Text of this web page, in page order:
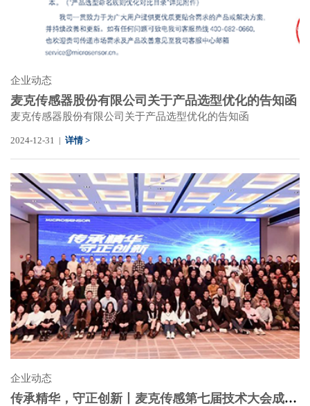
企业动态
麦克传感器股份有限公司关于产品选型优化的告知函
麦克传感器股份有限公司关于产品选型优化的告知函
2024-12-31 | 详情 >
企业动态
传承精华，守正创新丨麦克传感第七届技术大会成功举办